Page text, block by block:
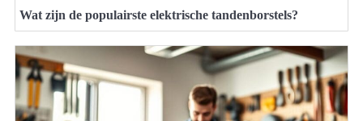
Wat zijn de populairste elektrische tandenborstels?